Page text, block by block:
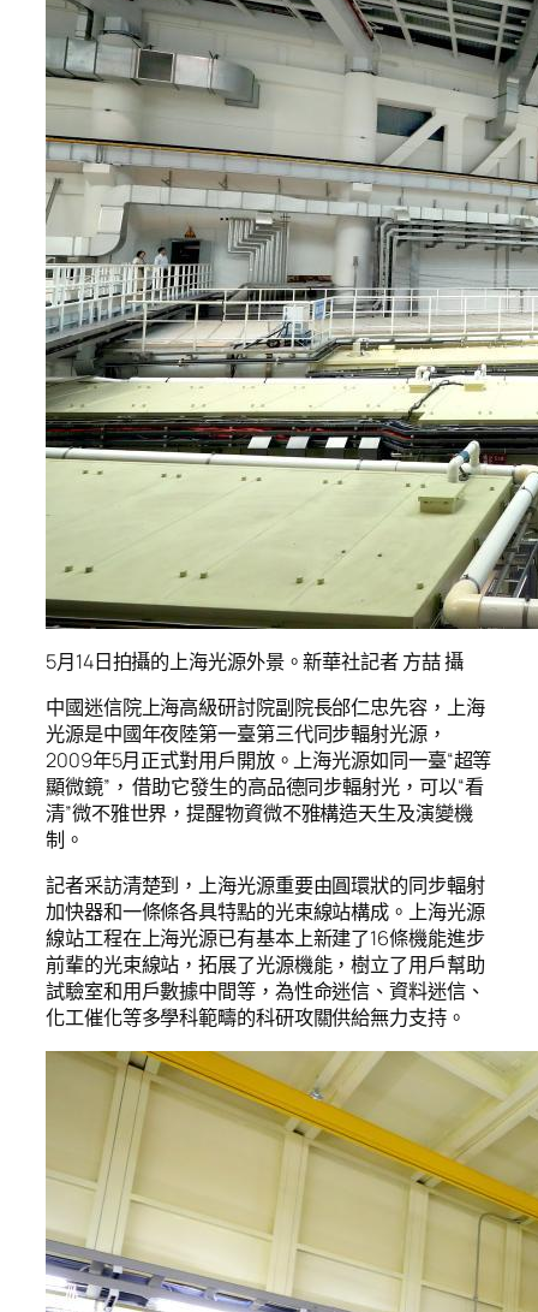
5月14日拍攝的上海光源外景。新華社記者 方喆 攝
中國迷信院上海高級研討院副院長邰仁忠先容，上海
光源是中國年夜陸第一臺第三代同步輻射光源，
2009年5月正式對用戶開放。上海光源如同一臺“超等
顯微鏡”， 借助它發生的高品德同步輻射光，可以“看
清”微不雅世界，提醒物資微不雅構造天生及演變機
制。
記者采訪清楚到，上海光源重要由圓環狀的同步輻射
加快器和一條條各具特點的光束線站構成。上海光源
線站工程在上海光源已有基本上新建了16條機能進步
前輩的光束線站，拓展了光源機能，樹立了用戶幫助
試驗室和用戶數據中間等，為性命迷信、資料迷信、
化工催化等多學科範疇的科研攻關供給無力支持。